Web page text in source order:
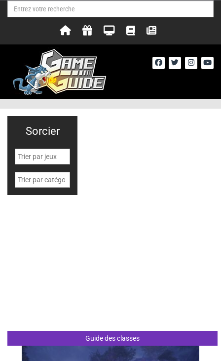
Guide des classes
Sorcier